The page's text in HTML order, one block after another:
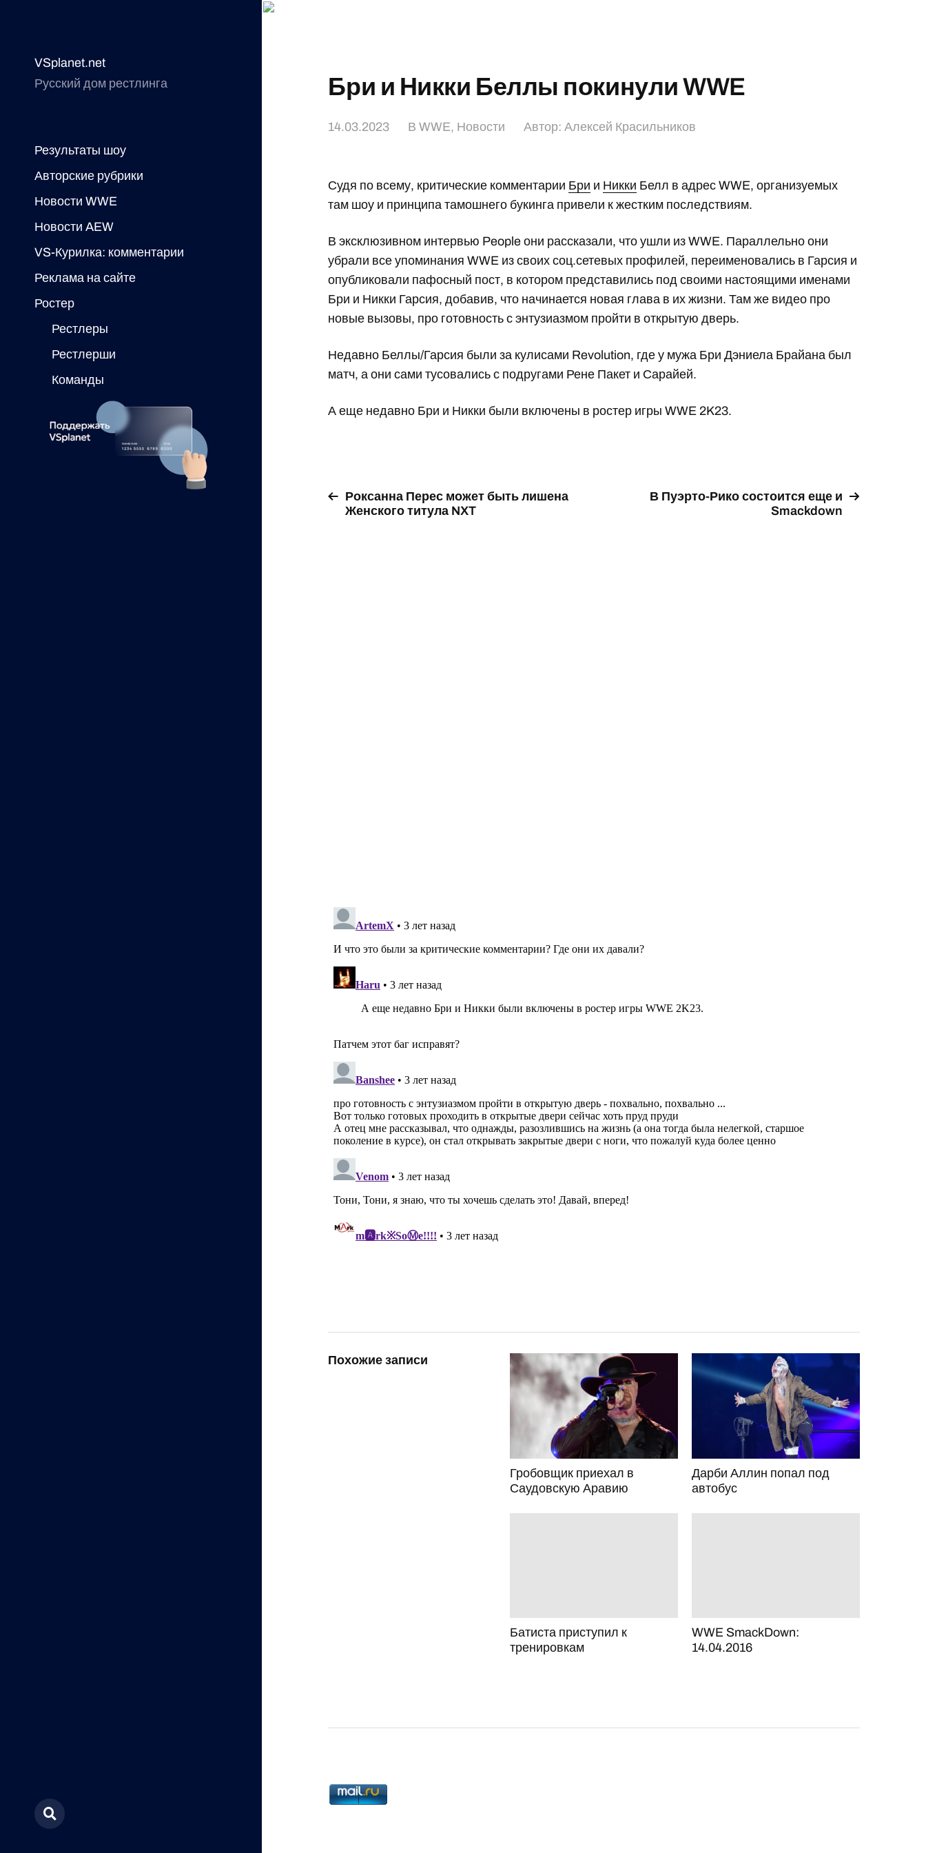
VSplanet.net
Русский дом рестлинга
Результаты шоу
Авторские рубрики
Новости WWE
Новости AEW
VS-Курилка: комментарии
Реклама на сайте
Ростер
Рестлеры
Рестлерши
Команды
Бри и Никки Беллы покинули WWE
14.03.2023 ВWWE, Новости Автор:Алексей Красильников
Судя по всему, критические комментарии Бри и Никки Белл в адрес WWE, организуемых
там шоу и принципа тамошнего букинга привели к жестким последствиям.
В эксклюзивном интервью People они рассказали, что ушли из WWE. Параллельно они
убрали все упоминания WWE из своих соц.сетевых профилей, переименовались в Гарсия и
опубликовали пафосный пост, в котором представились под своими настоящими именами
Бри и Никки Гарсия, добавив, что начинается новая глава в их жизни. Там же видео про
новые вызовы, про готовность с энтузиазмом пройти в открытую дверь.
Недавно Беллы/Гарсия были за кулисами Revolution, где у мужа Бри Дэниела Брайана был
матч, а они сами тусовались с подругами Рене Пакет и Сарайей.
А еще недавно Бри и Никки были включены в ростер игры WWE 2K23.
Роксанна Перес может быть лишена
Женского титула NXT
В Пуэрто-Рико состоится еще и
Smackdown
Похожие записи
Гробовщик приехал в
Саудовскую Аравию
Дарби Аллин попал под
автобус
Батиста приступил к
тренировкам
WWE SmackDown:
14.04.2016